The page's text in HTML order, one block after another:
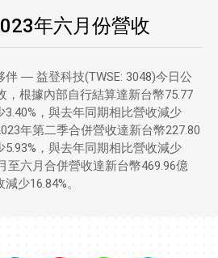
年六月份營收
― 益登科技(TWSE: 3048)今日公
，根據內部自行結算達新台幣75.77
，與去年同期相比營收減少
年第二季合併營收達新台幣227.80
，與去年同期相比營收減少
至六月合併營收達新台幣469.96億
少16.84%。